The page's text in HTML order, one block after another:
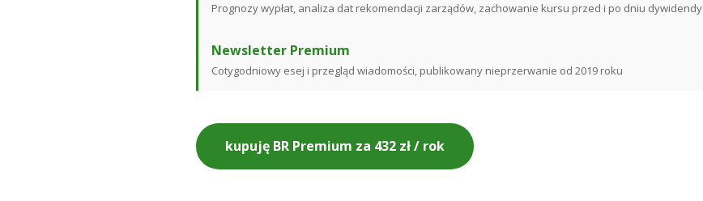
Prognozy wypłat, analiza dat rekomendacji zarządów, zachowanie kursu przed i po dniu dywidendy
Newsletter Premium
Cotygodniowy esej i przegląd wiadomości, publikowany nieprzerwanie od 2019 roku
kupuję BR Premium za 432 zł / rok